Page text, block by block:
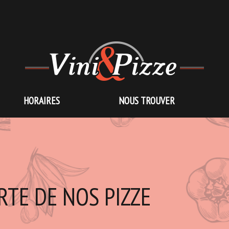
HORAIRES NOUS TROUVER
DE NOS PIZZE